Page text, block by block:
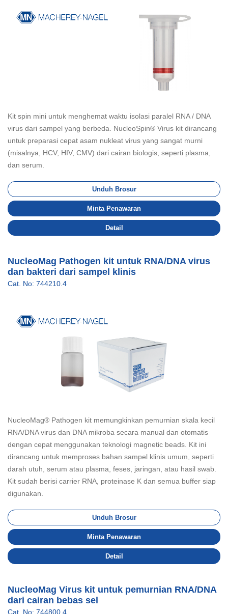
Kit spin mini untuk menghemat waktu isolasi paralel RNA / DNA
virus dari sampel yang berbeda. NucleoSpin® Virus kit dirancang
untuk preparasi cepat asam nukleat virus yang sangat murni
(misalnya, HCV, HIV, CMV) dari cairan biologis, seperti plasma,
dan serum.
Unduh Brosur
Minta Penawaran
Detail
NucleoMag Pathogen kit untuk RNA/DNA virus
dan bakteri dari sampel klinis
Cat. No: 744210.4
NucleoMag® Pathogen kit memungkinkan pemurnian skala kecil
RNA/DNA virus dan DNA mikroba secara manual dan otomatis
dengan cepat menggunakan teknologi magnetic beads. Kit ini
dirancang untuk memproses bahan sampel klinis umum, seperti
darah utuh, serum atau plasma, feses, jaringan, atau hasil swab.
Kit sudah berisi carrier RNA, proteinase K dan semua buffer siap
digunakan.
Unduh Brosur
Minta Penawaran
Detail
NucleoMag Virus kit untuk pemurnian RNA/DNA
dari cairan bebas sel
Cat. No: 744800.4